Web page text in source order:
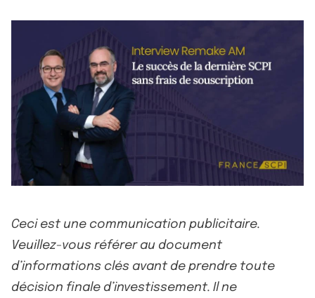
Ceci est une communication publicitaire.
Veuillez-vous référer au document
d’informations clés avant de prendre toute
décision finale d’investissement. Il ne